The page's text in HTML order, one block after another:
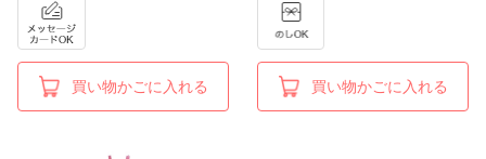
買い物かごに入れる 買い物かごに入れる